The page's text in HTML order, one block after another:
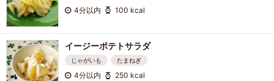
4分以内 100 kcal
イージーポテトサラダ
じゃがいも たまねぎ
4分以内 250 kcal